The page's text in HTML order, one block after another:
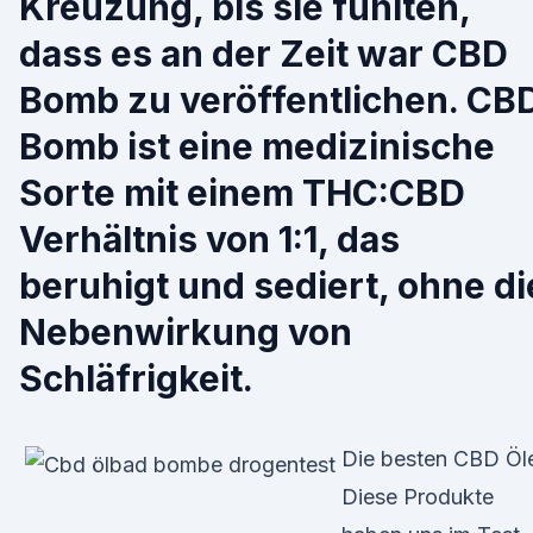
dass es an der Zeit war CBD
Bomb zu veröffentlichen.
Bomb ist eine medizinische
Sorte mit einem THC:CBD
Verhältnis von 1:1, das
beruhigt und sediert, ohne
Nebenwirkung von
Schläfrigkeit.
Die besten CBD
Diese Produkte